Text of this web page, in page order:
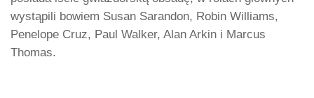
wystąpili bowiem Susan Sarandon, Robin Williams,
Penelope Cruz, Paul Walker, Alan Arkin i Marcus
Thomas.